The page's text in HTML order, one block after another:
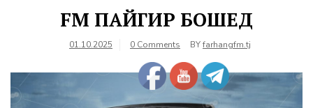
FM ПАЙГИР БОШЕД
01.10.2025 0 Comments BYfarhangfm.tj